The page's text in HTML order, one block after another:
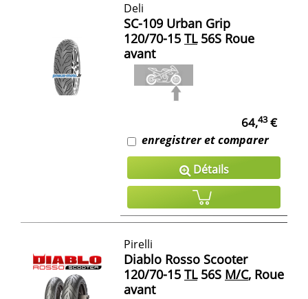
Deli
SC-109 Urban Grip
120/70-15 TL56S Roue
avant
64,43€
enregistrer et comparer
Détails
Pirelli
Diablo Rosso Scooter
120/70-15 TL56S M/C, Roue
avant